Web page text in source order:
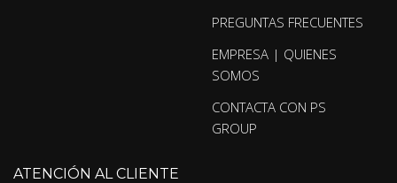
PREGUNTAS FRECUENTES
EMPRESA | QUIENES
SOMOS
CONTACTA CON PS
GROUP
ATENCIÓN AL CLIENTE